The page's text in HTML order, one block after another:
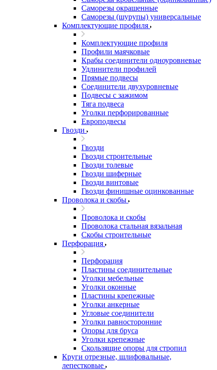
Саморезы окрашенные
Саморезы (шурупы) универсальные
Комплектующие профиля
Комплектующие профиля
Профили маячковые
Крабы соединители одноуровневые
Удлинители профилей
Прямые подвесы
Соединители двухуровневые
Подвесы с зажимом
Тяга подвеса
Уголки перфорированные
Европодвесы
Гвозди
Гвозди
Гвозди строительные
Гвозди толевые
Гвозди шиферные
Гвозди винтовые
Гвозди финишные оцинкованные
Проволока и скобы
Проволока и скобы
Проволока стальная вязальная
Скобы строительные
Перфорация
Перфорация
Пластины соединительные
Уголки мебельные
Уголки оконные
Пластины крепежные
Уголки анкерные
Угловые соединители
Уголки равносторонние
Опоры для бруса
Уголки крепежные
Скользящие опоры для стропил
Круги отрезные, шлифовальные,
лепестковые